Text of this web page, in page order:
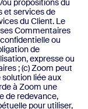
propositions du
et services de
du Client. Le
Commentaires
ou
de
expresse ou
; (c) Zoom peut
liée aux
à Zoom une
de redevance,
pour utiliser,